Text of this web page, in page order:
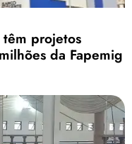
têm projetos
da Fapemig